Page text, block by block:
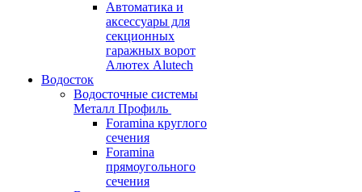
Автоматика и
аксессуары для
секционных
гаражных ворот
Алютех Alutech
Водосток
Водосточные системы
Металл Профиль
Foramina круглого
сечения
Foramina
прямоугольного
сечения